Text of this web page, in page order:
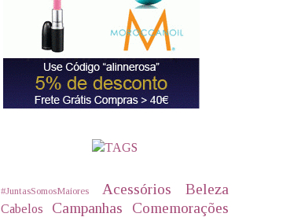
#JuntasSomosMaiores Acessórios Beleza
Cabelos Campanhas Comemorações